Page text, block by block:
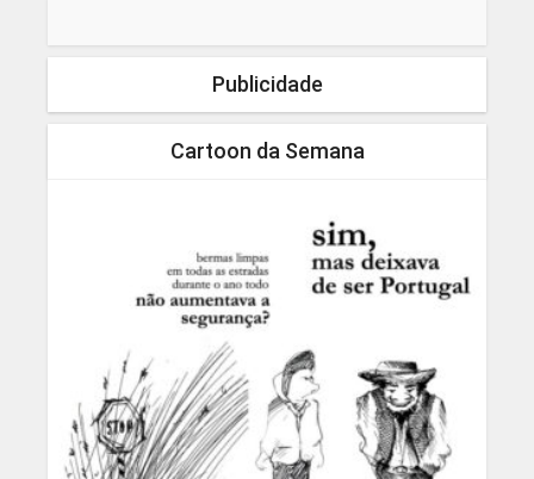
Publicidade
Cartoon da Semana